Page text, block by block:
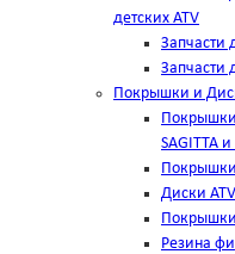
детских ATV
Запчасти
Запчасти
Покрышки и
Покрышки
SAGITTA
Диски ATV
Покрышки
Резина